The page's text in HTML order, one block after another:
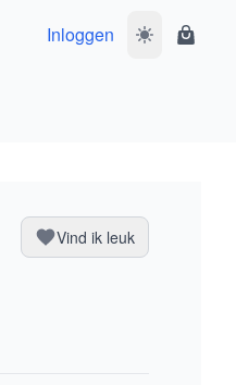
Inloggen Wissel
Vind ik leuk